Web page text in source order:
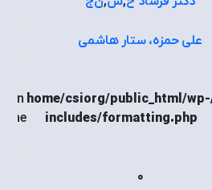
علی حمزه، ستار هاشمی
/home/csiorg/public_html/wp-
includes/formatting.php
on
line
٠